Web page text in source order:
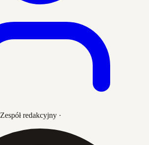
Zespół redakcyjny ·